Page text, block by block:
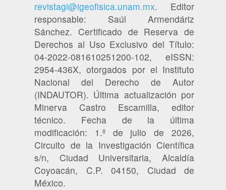
revistagi@igeofisica.unam.mx. Editor
responsable: Saúl Armendáriz
Sánchez. Certificado de Reserva de
Derechos al Uso Exclusivo del Título:
04-2022-081610251200-102, eISSN:
2954-436X, otorgados por el Instituto
Nacional del Derecho de Autor
(INDAUTOR). Última actualización por
Minerva Castro Escamilla, editor
técnico. Fecha de la última
modificación: 1.º de julio de 2026,
Circuito de la Investigación Científica
s/n, Ciudad Universitaria, Alcaldía
Coyoacán, C.P. 04150, Ciudad de
México.